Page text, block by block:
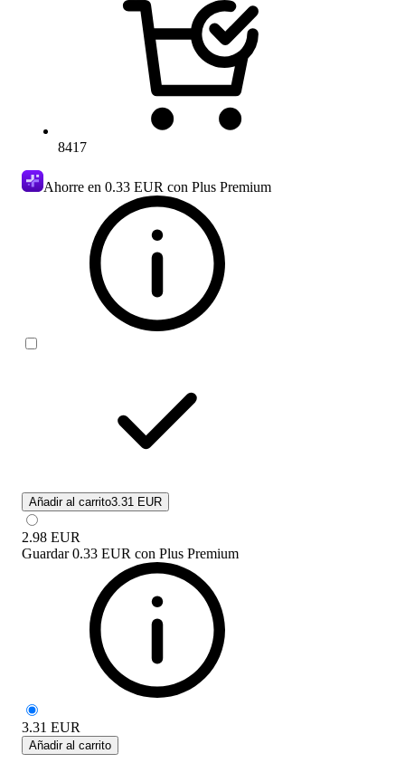
8417
Ahorre en 0.33 EUR con Plus Premium
Añadir al carrito3.31 EUR
2.98 EUR
Guardar 0.33 EUR con Plus Premium
3.31 EUR
Añadir al carrito